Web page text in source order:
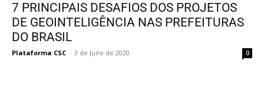
7 PRINCIPAIS DESAFIOS DOS PROJETOS
DE GEOINTELIGÊNCIA NAS PREFEITURAS
DO BRASIL
Plataforma CSC - 3 de June de 2020 0